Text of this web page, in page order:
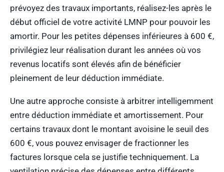
prévoyez des travaux importants, réalisez-les après le
début officiel de votre activité LMNP pour pouvoir les
amortir. Pour les petites dépenses inférieures à 600 €,
privilégiez leur réalisation durant les années où vos
revenus locatifs sont élevés afin de bénéficier
pleinement de leur déduction immédiate.
Une autre approche consiste à arbitrer intelligemment
entre déduction immédiate et amortissement. Pour
certains travaux dont le montant avoisine le seuil des
600 €, vous pouvez envisager de fractionner les
factures lorsque cela se justifie techniquement. La